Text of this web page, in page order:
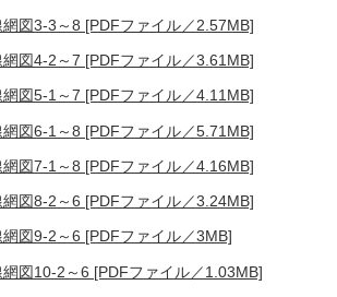
図3-3～8 [PDFファイル／2.57MB]
図4-2～7 [PDFファイル／3.61MB]
図5-1～7 [PDFファイル／4.11MB]
図6-1～8 [PDFファイル／5.71MB]
図7-1～8 [PDFファイル／4.16MB]
図8-2～6 [PDFファイル／3.24MB]
図9-2～6 [PDFファイル／3MB]
図10-2～6 [PDFファイル／1.03MB]